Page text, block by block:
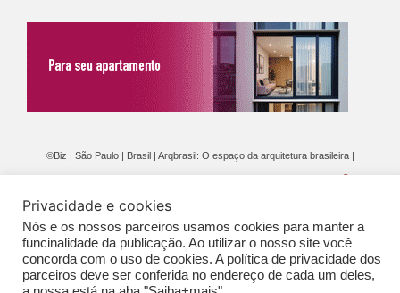
©Biz | São Paulo | Brasil | Arqbrasil: O espaço da arquitetura brasileira |
GERAIS DE PUBLICAÇÃO (CGP
Privacidade e cookies
Nós e os nossos parceiros usamos cookies para manter a
funcinalidade da publicação. Ao utilizar o nosso site você
concorda com o uso de cookies. A política de privacidade dos
parceiros deve ser conferida no endereço de cada um deles,